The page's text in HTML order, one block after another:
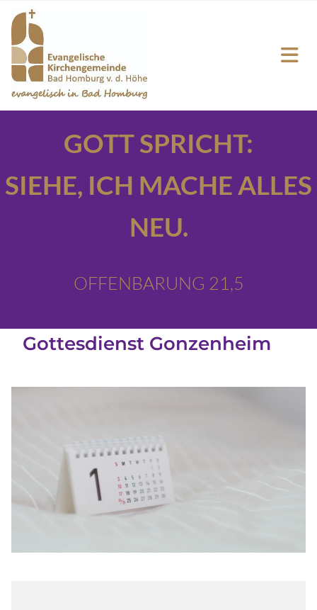
GOTT SPRICHT:
SIEHE, ICH MACHE ALLES
NEU.
OFFENBARUNG 21,5
Gottesdienst Gonzenheim